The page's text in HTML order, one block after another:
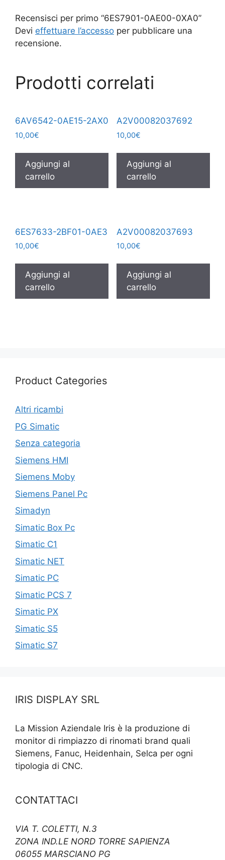
Recensisci per primo “6ES7901-0AE00-0XA0”
Devi effettuare l’accesso per pubblicare una
recensione.
Prodotti correlati
6AV6542-0AE15-2AX0
10,00€
Aggiungi al
carrello
A2V00082037692
10,00€
Aggiungi al
carrello
6ES7633-2BF01-0AE3
10,00€
Aggiungi al
carrello
A2V00082037693
10,00€
Aggiungi al
carrello
Product Categories
Altri ricambi
PG Simatic
Senza categoria
Siemens HMI
Siemens Moby
Siemens Panel Pc
Simadyn
Simatic Box Pc
Simatic C1
Simatic NET
Simatic PC
Simatic PCS 7
Simatic PX
Simatic S5
Simatic S7
IRIS DISPLAY SRL
La Mission Aziendale Iris è la produzione di
monitor di rimpiazzo di rinomati brand quali
Siemens, Fanuc, Heidenhain, Selca per ogni
tipologia di CNC.
CONTATTACI
VIA T. COLETTI, N.3
ZONA IND.LE NORD TORRE SAPIENZA
06055 MARSCIANO PG